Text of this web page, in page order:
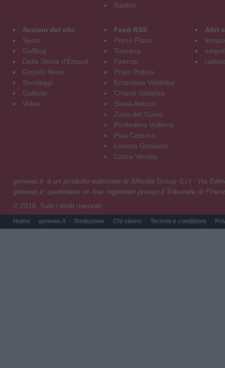
Basket
Sezioni del sito
Sport
GoBlog
Della Storia d'Empoli
Go(od) News
Sondaggi
Gallerie
Video
Feed RSS
Primo Piano
Toscana
Firenze
Prato Pistoia
Empolese Valdelsa
Chianti Valdelsa
Siena Arezzo
Zona del Cuoio
Pontedera Volterra
Pisa Cascina
Livorno Grosseto
Lucca Versilia
Altri
gonews.it è un prodotto editoriale di XMedia Group S.r.l - Via
gonews.it, quotidiano on line registrato presso il Tribunale di
© 2016. Tutti i diritti riservati.
Home gonews.it Redazione Chi siamo Termini e condizioni